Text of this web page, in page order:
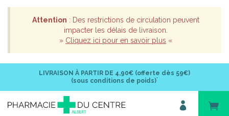
Attention : Des restrictions de circulation peuvent
impacter les délais de livraison.
» Cliquez ici pour en savoir plus «
LIVRAISON À PARTIR DE 4,90€ (offerte dès 59€)
(sous conditions de poids)*